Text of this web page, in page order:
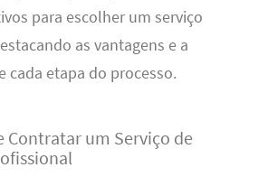
para escolher um serviço
as vantagens e a
cada etapa do processo.
Contratar um Serviço de